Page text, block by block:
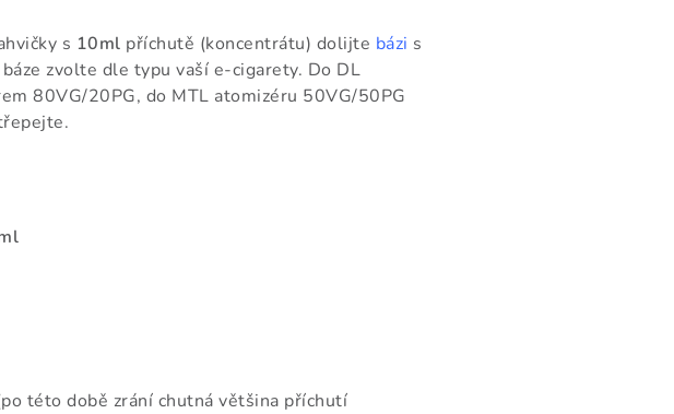
s 10ml příchutě (koncentrátu) dolijte bázi s
zvolte dle typu vaší e-cigarety. Do DL
80VG/20PG, do MTL atomizéru 50VG/50PG
této době zrání chutná většina příchutí